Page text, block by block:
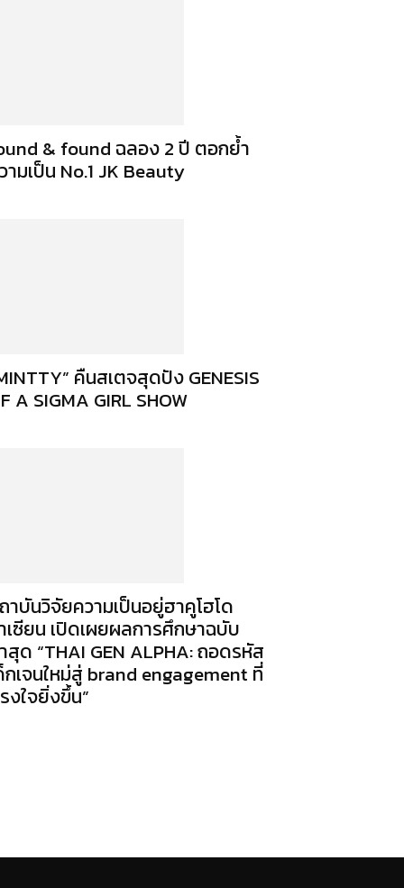
& found ฉลอง 2 ปี ตอกย้ำ
ามเป็น No.1 JK Beauty
คืนสเตจสุดปัง GENESIS
A SIGMA GIRL SHOW
าบันวิจัยความเป็นอยู่ฮาคูโฮโด
เซียน เปิดเผยผลการศึกษาฉบับ
สุด “THAI GEN ALPHA: ถอดรหัส
กเจนใหม่สู่ brand engagement ที่
งใจยิ่งขึ้น”